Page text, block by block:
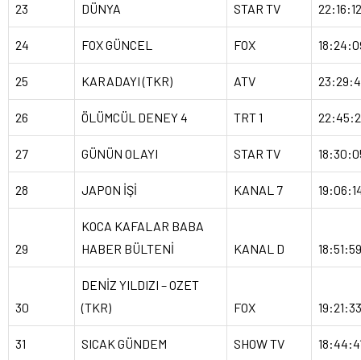
23
DÜNYA
STAR TV 22:16:12
24 FOX GÜNCEL FOX
25 KARADAYI (TKR) ATV
26 ÖLÜMCÜL DENEY 4 TRT 1
27 GÜNÜN OLAYI STAR TV
28 JAPON İŞİ KANAL 7
29
KOCA KAFALAR BABA
HABER BÜLTENİ
KANAL D 18:51:59
30
DENİZ YILDIZI – OZET
(TKR)
FOX 19:21:33
31 SICAK GÜNDEM SHOW TV